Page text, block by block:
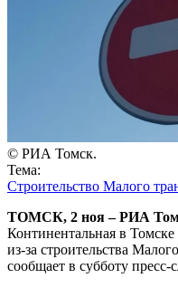
© РИА Томск.
Тема:
Строительство Малого
ТОМСК, 2 ноя – РИА
Континентальная в
из-за строительства
сообщает в субботу